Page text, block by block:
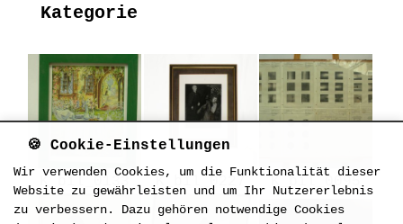
Kategorie
K_bil_0227 K_bil_0095
🍪 Cookie-Einstellungen
Wir verwenden Cookies, um die Funktionalität dieser
Website zu gewährleisten und um Ihr Nutzererlebnis
zu verbessern. Dazu gehören notwendige Cookies